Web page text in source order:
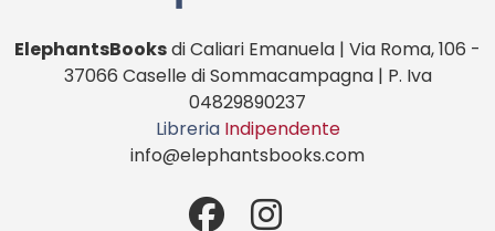
ElephantsBooksdi Caliari Emanuela | Via Roma, 106 -
37066 Caselle di Sommacampagna | P. Iva
04829890237
Libreria Indipendente
info@elephantsbooks.com